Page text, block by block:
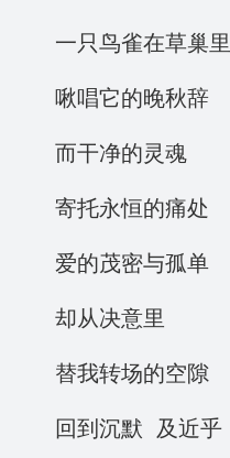
一只鸟雀在草巢里
啾唱它的晚秋辞
而干净的灵魂
寄托永恒的痛处
爱的茂密与孤单
却从决意里
替我转场的空隙
回到沉默 及近乎